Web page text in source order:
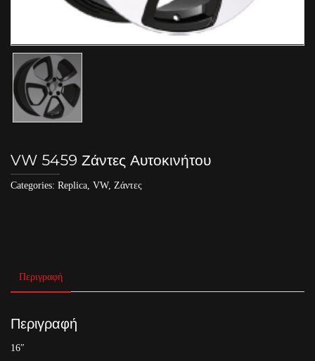
VW 5459 Ζάντες Αυτοκινήτου
Categories: Replica, VW, Ζάντες
Περιγραφή
Περιγραφή
16″